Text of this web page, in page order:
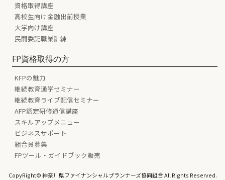
資格取得講座
高校生向け金融出前授業
大学向け講座
民間委託職業訓練
FP資格取得の方
KFPの魅力
継続教育通学セミナー
継続教育ライブ配信セミナー
AFP認定研修通信講座
スキルアップメニュー
ビジネスサポート
組合員募集
FPツール・ガイドブック販売
CopyRight© 神奈川県ファイナンシャルプランナーズ協同組合 All Rights Reserved.